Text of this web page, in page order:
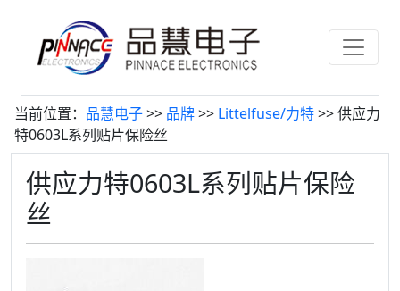
当前位置： 品慧电子>> 品牌>> Littelfuse/力特>> 供应力
特0603L系列贴片保险丝
供应力特0603L系列贴片保险
丝